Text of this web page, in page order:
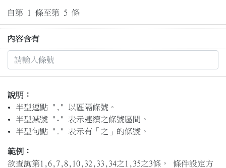
自第 1 條至第 5 條
內容含有
說明：
半型逗點 "," 以區隔條號。
半型減號 "-" 表示連續之條號區間。
半型句點 "." 表示有「之」的條號。
範例：
欲查詢第1,6,7,8,10,32,33,34之1,35之3條， 條件設定方